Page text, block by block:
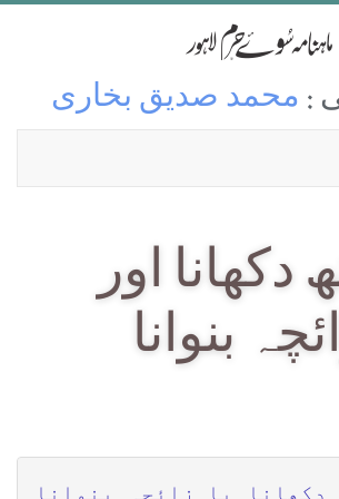
: محمد صدیق بخاری
دکھانا اور
بنوانا